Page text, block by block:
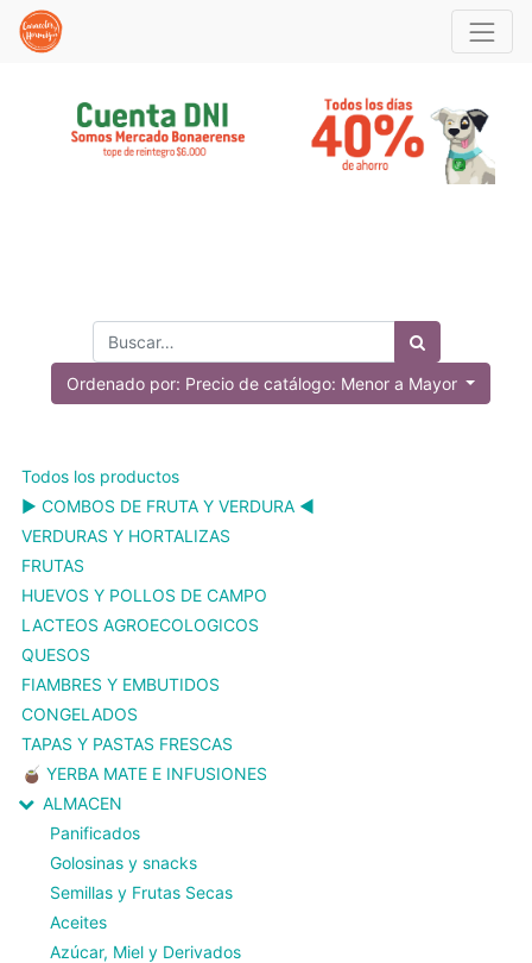
Ordenado por: Precio de catálogo: Menor a Mayor
Todos los productos
▶️ COMBOS DE FRUTA Y VERDURA ◀️
VERDURAS Y HORTALIZAS
FRUTAS
HUEVOS Y POLLOS DE CAMPO
LACTEOS AGROECOLOGICOS
QUESOS
FIAMBRES Y EMBUTIDOS
CONGELADOS
TAPAS Y PASTAS FRESCAS
🧉 YERBA MATE E INFUSIONES
ALMACEN
Panificados
Golosinas y snacks
Semillas y Frutas Secas
Aceites
Azúcar, Miel y Derivados